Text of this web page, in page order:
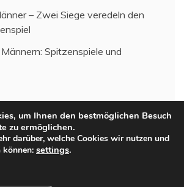
– Zwei Siege veredeln den
Spitzenspiele und
Rights Reserved 2023.
um Ihnen den bestmöglichen Besuch
zu ermöglichen.
darüber, welche Cookies wir nutzen und
settings.